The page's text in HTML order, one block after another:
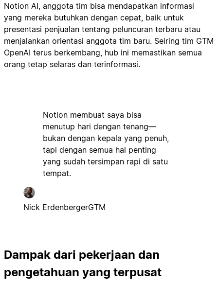
Notion AI, anggota tim bisa mendapatkan informasi
yang mereka butuhkan dengan cepat, baik untuk
presentasi penjualan tentang peluncuran terbaru atau
menjalankan orientasi anggota tim baru. Seiring tim GTM
OpenAI terus berkembang, hub ini memastikan semua
orang tetap selaras dan terinformasi.
Notion membuat saya bisa
menutup hari dengan tenang—
bukan dengan kepala yang penuh,
tapi dengan semua hal penting
yang sudah tersimpan rapi di satu
tempat.
Nick ErdenbergerGTM
Dampak dari pekerjaan dan
pengetahuan yang terpusat